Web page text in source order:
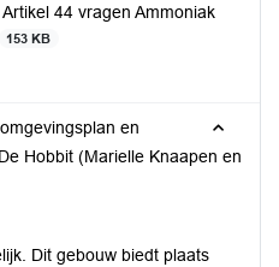
44 vragen Ammoniak
153 KB
en
Hobbit (Marielle Knaapen en
Dit gebouw biedt plaats